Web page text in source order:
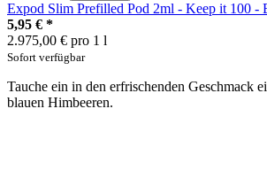
Expod Slim Prefilled Pod 2ml - Keep it 100 -
5,95 € *
2.975,00 € pro 1 l
Sofort verfügbar
Tauche ein in den erfrischenden Geschmack
blauen Himbeeren.